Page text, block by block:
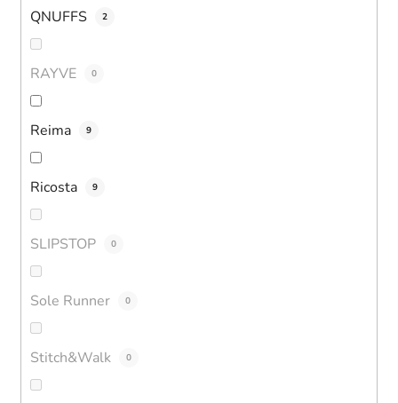
QNUFFS 2
RAYVE 0
Reima 9
Ricosta 9
SLIPSTOP 0
Sole Runner 0
Stitch&Walk 0